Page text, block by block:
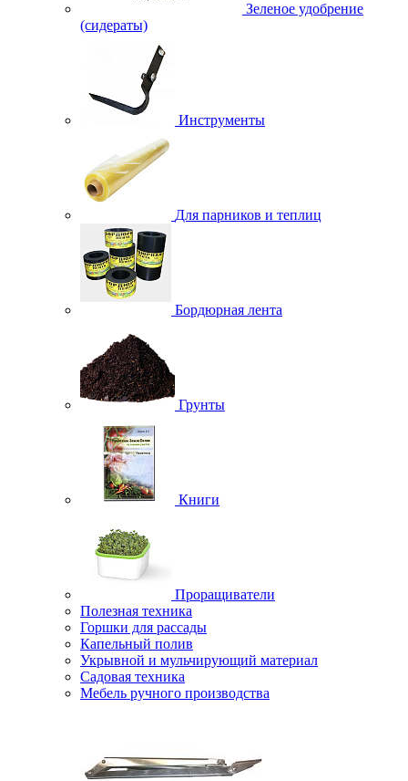
Зеленое удобрение
(сидераты)
Инструменты
Для парников и теплиц
Бордюрная лента
Грунты
Книги
Проращиватели
Полезная техника
Горшки для рассады
Капельный полив
Укрывной и мульчирующий материал
Садовая техника
Мебель ручного производства